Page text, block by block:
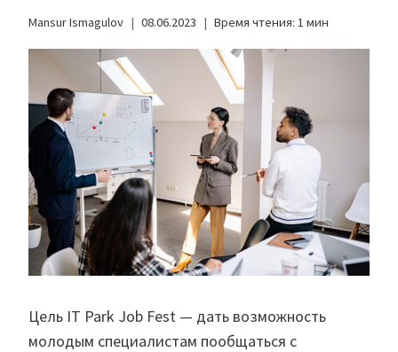
Mansur Ismagulov 08.06.2023 Время чтения: 1 мин
Цель IT Park Job Fest — дать возможность
молодым специалистам пообщаться с